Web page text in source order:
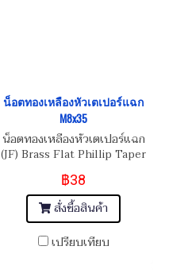
น็อตทองเหลืองหัวเตเปอร์แฉก
M8x35
น็อตทองเหลืองหัวเตเปอร์แฉก
(JF) Brass Flat Phillip Taper
฿38
สั่งซื้อสินค้า
เปรียบเทียบ